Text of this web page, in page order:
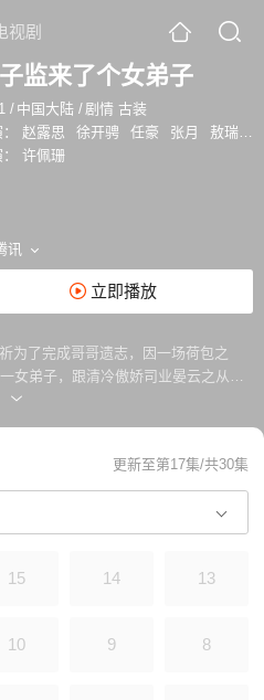
视剧
监来了个女弟子
/ 中国大陆 /剧情 古装
赵露思 徐开骋 任豪 张月 敖瑞鹏
许佩珊
讯
立即播放
为了完成哥哥遗志，因一场荷包之
女弟子，跟清冷傲娇司业晏云之从师
查旧案锄奸佞，最终阻止了桑祈的青
更新至第17集/共30集
15 14 13
10 9 8